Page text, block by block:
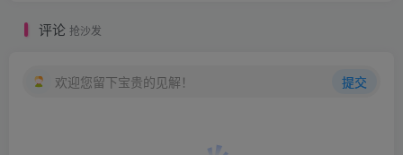
评论 抢沙发
欢迎您留下宝贵的见解！ 提交